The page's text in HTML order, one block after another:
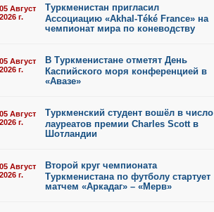
05 Август
2026 г.
Туркменистан пригласил
Ассоциацию «Akhal-Téké France» на
чемпионат мира по коневодству
05 Август
2026 г.
В Туркменистане отметят День
Каспийского моря конференцией в
«Авазе»
05 Август
2026 г.
Туркменский студент вошёл в число
лауреатов премии Charles Scott в
Шотландии
05 Август
2026 г.
Второй круг чемпионата
Туркменистана по футболу стартует
матчем «Аркадаг» – «Мерв»